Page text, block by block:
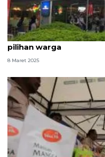
Taman Literasi Blok M
pilihan warga
8 Maret 2025